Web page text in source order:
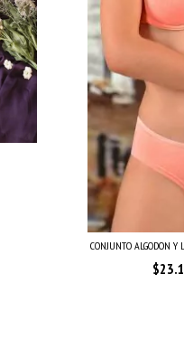
CONJUNTO ALGODON Y